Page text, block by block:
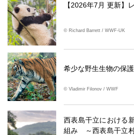
【2026年7月 更新】
© Richard Barrett / WWF-UK
希少な野生生物の保護
© Vladimir Filonov / WWF
西表島干立における
組み ～西表島干立